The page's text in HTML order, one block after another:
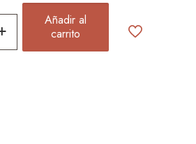
Añadir al
carrito